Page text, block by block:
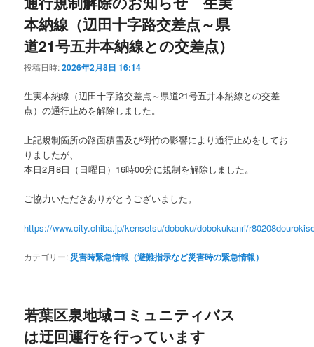
本納線（辺田十字路交差点～県
道21号五井本納線との交差点）
投稿日時:2026年2月8日 16:14
生実本納線（辺田十字路交差点～県道21号五井本納線との交差
点）の通行止めを解除しました。
上記規制箇所の路面積雪及び倒竹の影響により通行止めをしてお
りましたが、
本日2月8日（日曜日）16時00分に規制を解除しました。
ご協力いただきありがとうございました。
https://www.city.chiba.jp/kensetsu/doboku/dobokukanri/
カテゴリー: 災害時緊急情報（避難指示など災害時の緊急情報）
若葉区泉地域コミュニティバス
は迂回運行を行っています